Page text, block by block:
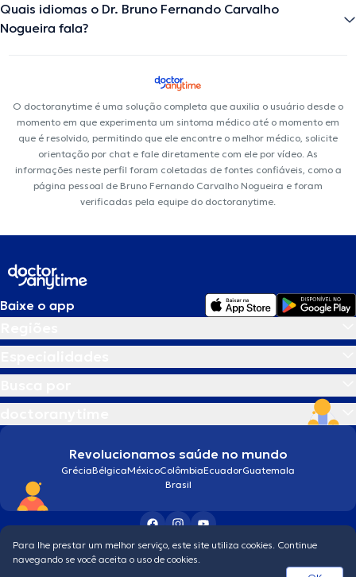
Quais idiomas o Dr. Bruno Fernando Carvalho
Nogueira fala?
O doctoranytime é uma solução completa que auxilia o usuário desde o
momento em que experimenta um sintoma médico até o momento em
que é resolvido, permitindo que ele encontre o melhor médico, solicite
orientação por chat e fale diretamente com ele por vídeo. As
informações neste perfil foram coletadas de fontes confiáveis, como a
página pessoal de Bruno Fernando Carvalho Nogueira e foram
verificadas pela equipe do doctoranytime.
Baixe o app
Revolucionamos saúde no mundo
GréciaBélgicaMéxicoColômbiaEcuadorGuatemala
Brasil
Condições gerais
Para lhe prestar um melhor serviço, este site utiliza cookies. Continue
navegando se você aceita o uso de cookies.